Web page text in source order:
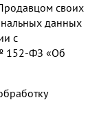
своих
данных
с
152-ФЗ «Об